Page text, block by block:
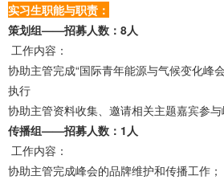
实习生职能与职责：
策划组——招募人数：8人
工作内容：
协助主管完成“国际青年能源与气候变化峰
执行
协助主管资料收集、邀请相关主题嘉宾参与
传播组——招募人数：1人
工作内容：
协助主管完成峰会的品牌维护和传播工作；